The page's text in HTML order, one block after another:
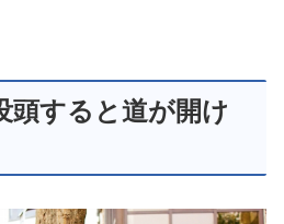
頭すると道が開け